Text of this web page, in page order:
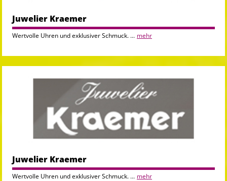
Juwelier Kraemer
Wertvolle Uhren und exklusiver Schmuck. ... mehr
Juwelier Kraemer
Wertvolle Uhren und exklusiver Schmuck. ... mehr